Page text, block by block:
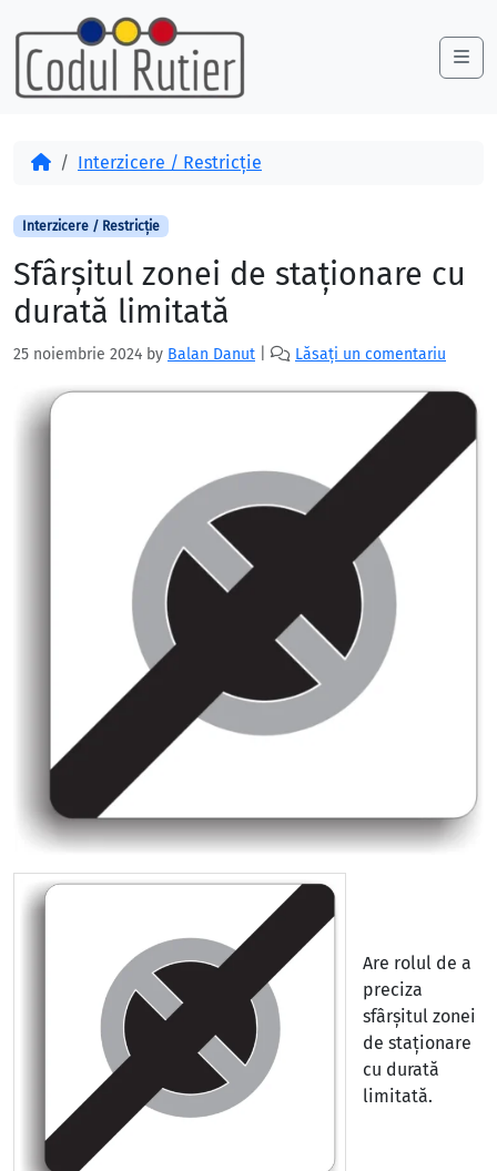
Skip to content
Skip to footer
AcasăInterzicere / Restricție
Interzicere / Restricție
Sfârșitul zonei de staționare cu
durată limitată
25 noiembrie 2024 by Balan Danut Lăsați un comentariu
Are rolul de a
preciza
sfârșitul zonei
de staționare
cu durată
limitată.